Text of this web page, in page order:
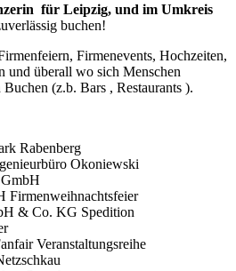
für Leipzig, und im Umkreis
buchen!
Firmenevents, Hochzeiten,
und überall wo sich Menschen
(z.b. Bars , Restaurants ).
Rabenberg
Okoniewski
Firmenweihnachtsfeier
& Co. KG Spedition
Veranstaltungsreihe